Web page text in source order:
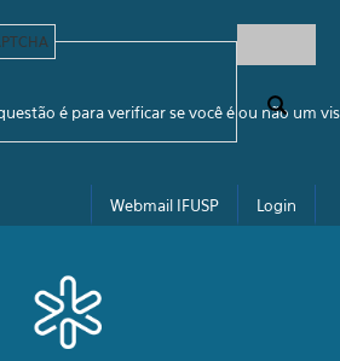
de busca
é para verificar se você é ou não um
Webmail IFUSP Login